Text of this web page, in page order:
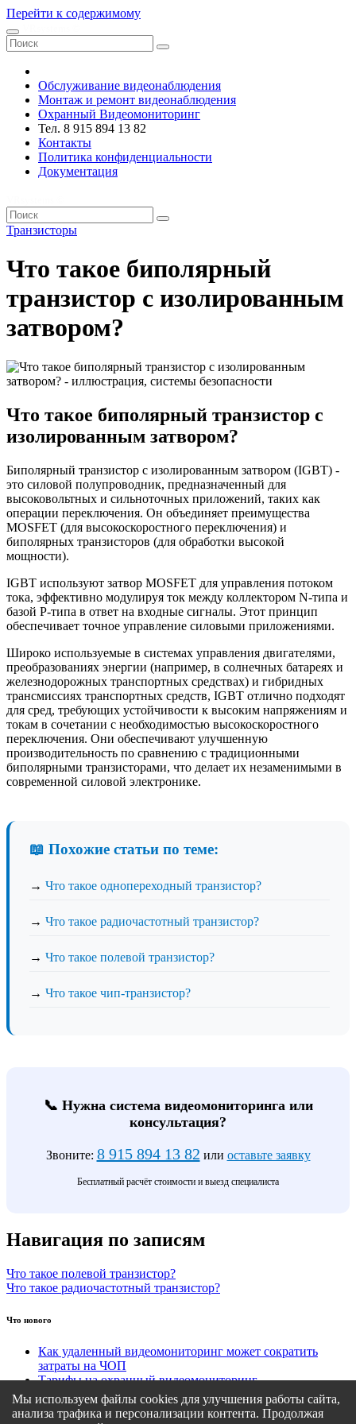
Перейти к содержимому
Обслуживание видеонаблюдения
Монтаж и ремонт видеонаблюдения
Охранный Видеомониторинг
Тел. 8 915 894 13 82
Контакты
Политика конфиденциальности
Документация
Транзисторы
Что такое биполярный
транзистор с изолированным
затвором?
Что такое биполярный транзистор с
изолированным затвором?
Биполярный транзистор с изолированным затвором (IGBT) -
это силовой полупроводник, предназначенный для
высоковольтных и сильноточных приложений, таких как
операции переключения. Он объединяет преимущества
MOSFET (для высокоскоростного переключения) и
биполярных транзисторов (для обработки высокой
мощности).
IGBT используют затвор MOSFET для управления потоком
тока, эффективно модулируя ток между коллектором N-типа и
базой P-типа в ответ на входные сигналы. Этот принцип
обеспечивает точное управление силовыми приложениями.
Широко используемые в системах управления двигателями,
преобразованиях энергии (например, в солнечных батареях и
железнодорожных транспортных средствах) и гибридных
трансмиссиях транспортных средств, IGBT отлично подходят
для сред, требующих устойчивости к высоким напряжениям и
токам в сочетании с необходимостью высокоскоростного
переключения. Они обеспечивают улучшенную
производительность по сравнению с традиционными
биполярными транзисторами, что делает их незаменимыми в
современной силовой электронике.
📖 Похожие статьи по теме:
→ Что такое однопереходный транзистор?
→ Что такое радиочастотный транзистор?
→ Что такое полевой транзистор?
→ Что такое чип-транзистор?
📞 Нужна система видеомониторинга или
консультация?
Звоните: 8 915 894 13 82 или оставьте заявку
Бесплатный расчёт стоимости и выезд специалиста
Навигация по записям
Что такое полевой транзистор?
Что такое радиочастотный транзистор?
Что нового
Как удаленный видеомониторинг может сократить
затраты на ЧОП
Тарифы на охранный видеомониторинг
Этапы подключения удаленного видеомониторинга
Кому подходит удаленный видеомониторинг?
Мы используем файлы cookies для улучшения работы сайта,
анализа трафика и персонализации контента. Продолжая